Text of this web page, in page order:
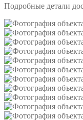
Подробные детали